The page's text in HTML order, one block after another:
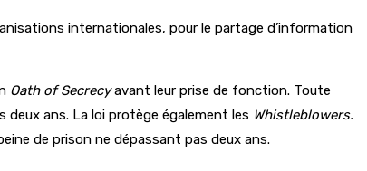
internationales, pour le partage d’information
Oath of Secrecyavant leur prise de fonction. Toute
deux ans. La loi protège également les Whistleblowers.
de prison ne dépassant pas deux ans.